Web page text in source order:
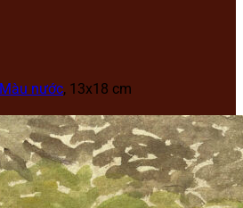
Màu nước, 13x18 cm